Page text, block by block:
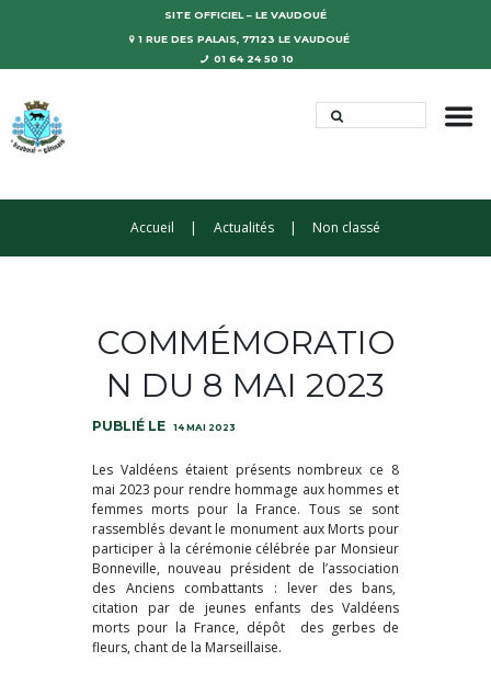
SITE OFFICIEL – LE VAUDOUÉ
1 RUE DES PALAIS, 77123 LE VAUDOUÉ
01 64 24 50 10
Accueil Actualités Non classé
COMMÉMORATIO
N DU 8 MAI 2023
14 MAI 2023
Les Valdéens étaient présents nombreux ce 8
mai 2023 pour rendre hommage aux hommes et
femmes morts pour la France. Tous se sont
rassemblés devant le monument aux Morts pour
participer à la cérémonie célébrée par Monsieur
Bonneville, nouveau président de l’association
des Anciens combattants : lever des bans,
citation par de jeunes enfants des Valdéens
morts pour la France, dépôt des gerbes de
fleurs, chant de la Marseillaise.